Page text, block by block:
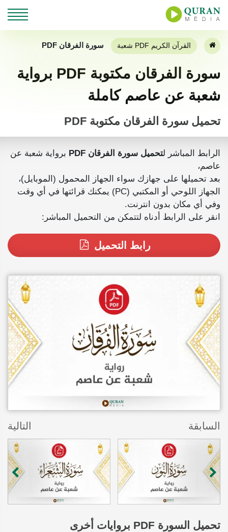
القرآن الكريم PDF شعبة سورة الفرقان PDF
سورة الفرقان مكتوبة PDF برواية
شعبة عن عاصم كاملة
تحميل سورة الفرقان مكتوبة PDF
الرابط المباشر لتحميل سورة الفرقان PDF
برواية شعبة عن
عاصم،
بعد تحميلها على جهازك سواء الجهاز المحمول (الموبايل)،
الجهاز اللوحي أو المكتبي (PC) يمكنك قرائتها في أي وقت
وفي أي مكان بدون انترنت.
انقر على الرابط أدناه لتتمكن من التحميل المباشر:
رابط التحميل
السابقة التالية
تحميل السورة